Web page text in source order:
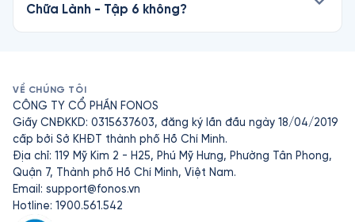
Chữa Lành - Tập 6 không?
VỀ CHÚNG TÔI
CÔNG TY CỔ PHẦN FONOS
Giấy CNĐKKD: 0315637603, đăng ký lần đầu ngày 18/04/2019
cấp bởi Sở KHĐT thành phố Hồ Chí Minh.
Địa chỉ: 119 Mỹ Kim 2 - H25, Phú Mỹ Hưng, Phường Tân Phong,
Quận 7, Thành phố Hồ Chí Minh, Việt Nam.
Email: support@fonos.vn
Hotline: 1900.561.542